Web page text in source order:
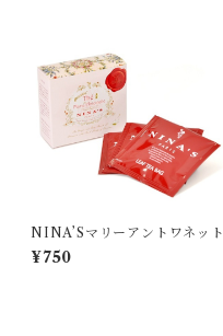
NINA’Sマリーアントワネット
¥750